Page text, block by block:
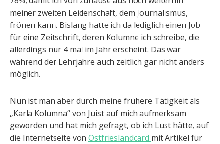
meiner zweiten Leidenschaft, dem Journalismus,
frönen kann. Bislang hatte ich da lediglich einen Job
für eine Zeitschrift, deren Kolumne ich schreibe, die
allerdings nur 4 mal im Jahr erscheint. Das war
während der Lehrjahre auch zeitlich gar nicht anders
möglich.
Nun ist man aber durch meine frühere Tätigkeit als
„Karla Kolumna“ von Juist auf mich aufmerksam
geworden und hat mich gefragt, ob ich Lust hätte, auf
die Internetseite von Ostfrieslandcard mit Artikel für